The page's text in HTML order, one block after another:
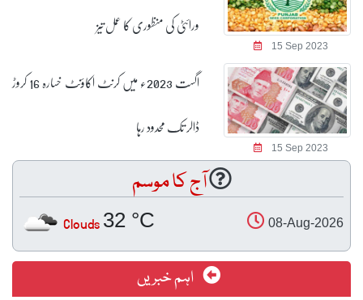
15 Sep 2023
ورائٹی کی منظوری کا عمل تیز
15 Sep 2023
اگست 2023ء میں کرنٹ اکاؤنٹ خسارہ 16 کروڑ
ڈالر تک محدود رہا
آج کا موسم
08-Aug-2026
32 °C
Clouds
اہم خبریں